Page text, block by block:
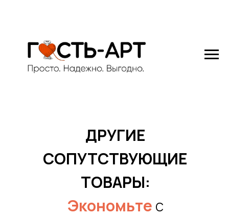
ДРУГИЕ
СОПУТСТВУЮЩИЕ
ТОВАРЫ:
Экономьтес